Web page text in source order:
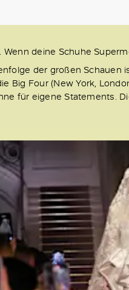
deine Schuhe
der großen
Big Four (New York,
für eigene Statements.